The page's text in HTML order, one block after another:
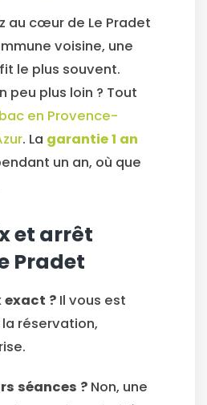
au cœur de Le Pradet
voisine, une
le plus souvent.
peu plus loin ? Tout
en Provence-
. La garantie 1 an
un an, où que
et arrêt
Pradet
exact ? Il vous est
réservation,
séances ? Non, une